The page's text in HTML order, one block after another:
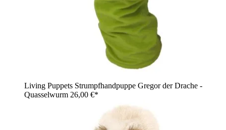
Living Puppets Strumpfhandpuppe Gregor der Drache -
Quasselwurm 26,00 €*